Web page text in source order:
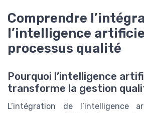
Comprendre
l’intelligence
processus qualité
Pourquoi l’intelligence
transforme la gestion
L’intégration de l’intelligence